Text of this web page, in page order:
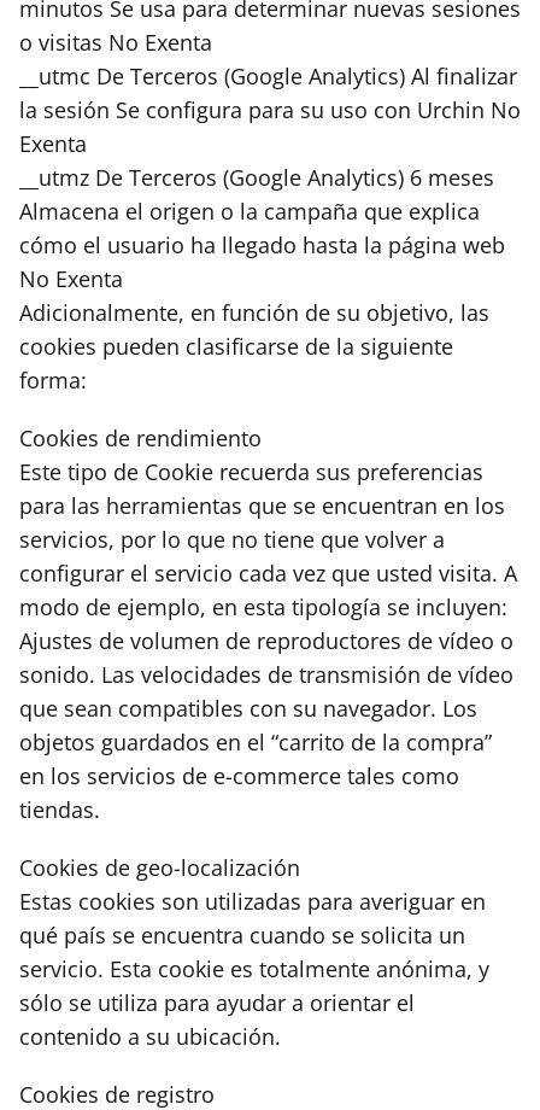
minutos Se usa para determinar nuevas sesiones
o visitas No Exenta
__utmc De Terceros (Google Analytics) Al finalizar
la sesión Se configura para su uso con Urchin No
Exenta
__utmz De Terceros (Google Analytics) 6 meses
Almacena el origen o la campaña que explica
cómo el usuario ha llegado hasta la página web
No Exenta
Adicionalmente, en función de su objetivo, las
cookies pueden clasificarse de la siguiente
forma:
Cookies de rendimiento
Este tipo de Cookie recuerda sus preferencias
para las herramientas que se encuentran en los
servicios, por lo que no tiene que volver a
configurar el servicio cada vez que usted visita. A
modo de ejemplo, en esta tipología se incluyen:
Ajustes de volumen de reproductores de vídeo o
sonido. Las velocidades de transmisión de vídeo
que sean compatibles con su navegador. Los
objetos guardados en el “carrito de la compra”
en los servicios de e-commerce tales como
tiendas.
Cookies de geo-localización
Estas cookies son utilizadas para averiguar en
qué país se encuentra cuando se solicita un
servicio. Esta cookie es totalmente anónima, y
sólo se utiliza para ayudar a orientar el
contenido a su ubicación.
Cookies de registro